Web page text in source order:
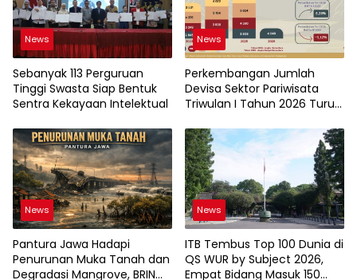
News
Sebanyak 113 Perguruan
Tinggi Swasta Siap Bentuk
Sentra Kekayaan Intelektual
News
Perkembangan Jumlah
Devisa Sektor Pariwisata
Triwulan I Tahun 2026 Turun
News
Pantura Jawa Hadapi
Penurunan Muka Tanah dan
Degradasi Mangrove, BRIN
News
ITB Tembus Top 100 Dunia di
QS WUR by Subject 2026,
Empat Bidang Masuk 150